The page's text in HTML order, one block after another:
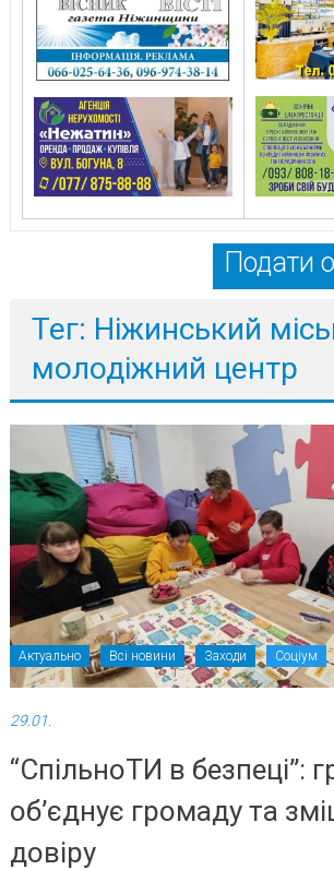
Подати
Тег: Ніжинський
молодіжний центр
Актуально Всі новини Заходи Соціум
29.01.
“СпільноТИ в безпеці”:
об’єднує громаду та
довіру